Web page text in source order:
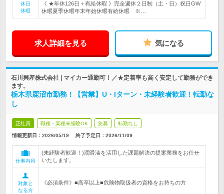
休日
休暇
《 ★年休126日＋有給休暇 》完全週休２日制（土・日）祝日GW
休暇夏季休暇年末年始休暇有給休暇 ※…
求人詳細を見る 気になる
石川興産株式会社 | マイカー通勤可！／★定着率も高く安定して勤務ができ
ます。
栃木県鹿沼市勤務！【営業】U・Iターン・未経験者歓迎！転勤な
し
正社員 職種・業種未経験OK 急募 転勤なし
情報更新日：2026/05/19 終了予定日： 2026/11/09
仕事内容
(未経験者歓迎！)潤滑油を活用した課題解決の提案業務をお任せ
いたします。
対象と
なる方
《必須条件》■高卒以上■危険物取扱者の資格をお持ちの方